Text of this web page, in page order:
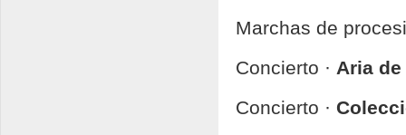
Marchas de
Concierto · Aria
Concierto ·